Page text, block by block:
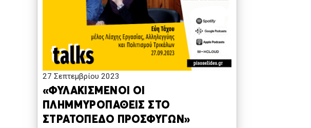
27 Σεπτεμβρίου 2023
«ΦΥΛΑΚΙΣΜΕΝΟΙ ΟΙ
ΠΛΗΜΜΥΡΟΠΑΘΕΙΣ ΣΤΟ
ΣΤΡΑΤΟΠΕΔΟ ΠΡΟΣΦΥΓΩΝ»